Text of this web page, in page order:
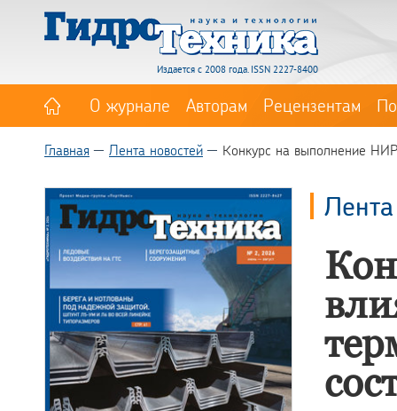
Издается с 2008 года. ISSN 2227-8400
О журнале Авторам Рецензентам
Главная Лента новостей Конкурс на выполнение